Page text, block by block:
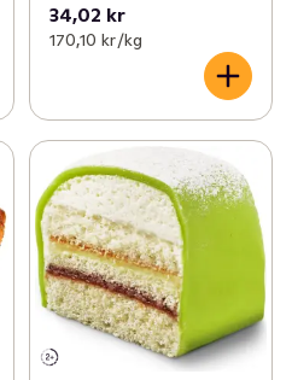
34,02 kr
170,10 kr /kg